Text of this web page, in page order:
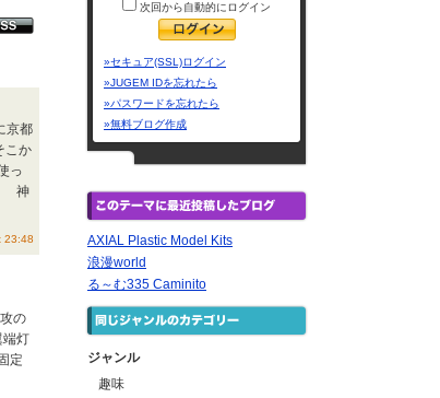
京都
こか
っ
神
23:48
の
端灯
定
次回から自動的にログイン
»セキュア(SSL)ログイン
»JUGEM IDを忘れたら
»パスワードを忘れたら
»無料ブログ作成
AXIAL Plastic Model Kits
浪漫world
る～む335 Caminito
ジャンル
趣味